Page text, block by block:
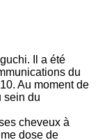
Il a été
du
Au moment de
sein du
cheveux à
dose de